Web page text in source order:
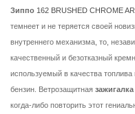
Зиппо 162 BRUSHED CHROME
темнеет и не теряется своей
внутреннего механизма, то,
качественный и безотказный
используемый в качества
бензин. Ветрозащитная
когда-либо повторить этот